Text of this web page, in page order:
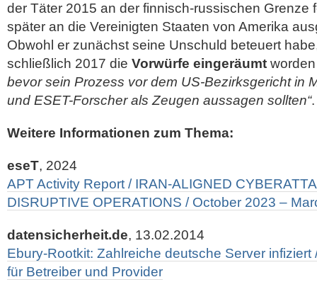
der Täter 2015 an der finnisch-russischen Grenze
später an die Vereinigten Staaten von Amerika
Obwohl er zunächst seine Unschuld beteuert
schließlich 2017 die Vorwürfe eingeräumt
bevor sein Prozess vor dem US-Bezirksgericht in
und ESET-Forscher als Zeugen aussagen sollten“.
Weitere Informationen zum Thema:
eseT, 2024
APT Activity Report / IRAN-ALIGNED
DISRUPTIVE OPERATIONS / October 2023 –
datensicherheit.de, 13.02.2014
Ebury-Rootkit: Zahlreiche deutsche Server infiziert
für Betreiber und Provider